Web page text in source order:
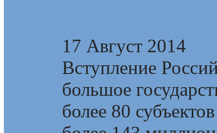
17 Август 2014
Вступление
большое
более 80